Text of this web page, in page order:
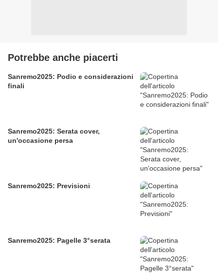
Potrebbe anche piacerti
Sanremo2025: Podio e considerazioni
finali
Sanremo2025: Serata cover,
un'occasione persa
Sanremo2025: Previsioni
Sanremo2025: Pagelle 3°serata